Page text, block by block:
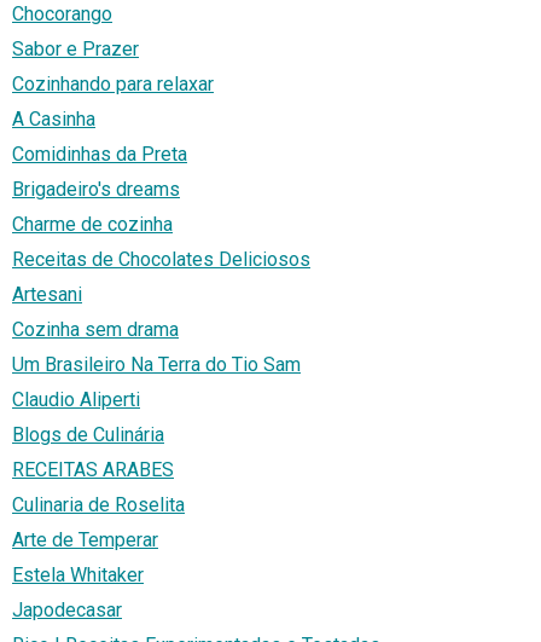
Chocorango
Sabor e Prazer
Cozinhando para relaxar
A Casinha
Comidinhas da Preta
Brigadeiro's dreams
Charme de cozinha
Receitas de Chocolates Deliciosos
Artesani
Cozinha sem drama
Um Brasileiro Na Terra do Tio Sam
Claudio Aliperti
Blogs de Culinária
RECEITAS ARABES
Culinaria de Roselita
Arte de Temperar
Estela Whitaker
Japodecasar